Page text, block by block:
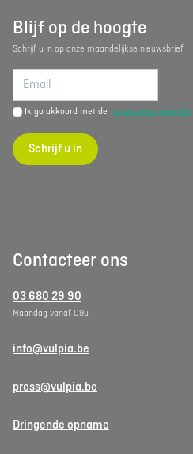
Blijf op de hoogte
Schrijf u in op onze maandelijkse nieuwsbrief
Ik ga akkoord met de privacyvoorwaarden
Schrijf u in
Contacteer ons
03 680 29 90
Maandag vanaf 09u
info@vulpia.be
press@vulpia.be
Dringende opname